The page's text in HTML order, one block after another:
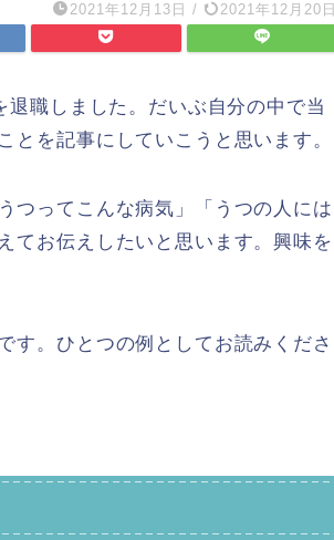
2021年12月13日 / 2021年12月20日
職しました。だいぶ自分の中で当
とを記事にしていこうと思います。
つってこんな病気」「うつの人には
てお伝えしたいと思います。興味を
す。ひとつの例としてお読みくださ